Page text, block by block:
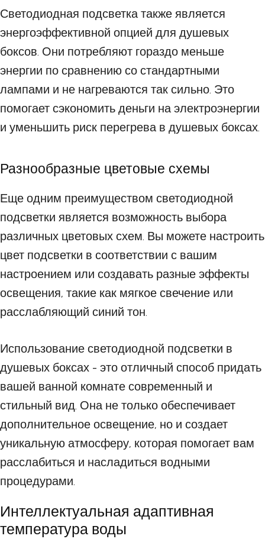
Светодиодная подсветка также является
энергоэффективной опцией для душевых
боксов. Они потребляют гораздо меньше
энергии по сравнению со стандартными
лампами и не нагреваются так сильно. Это
помогает сэкономить деньги на электроэнергии
и уменьшить риск перегрева в душевых боксах.
Разнообразные цветовые схемы
Еще одним преимуществом светодиодной
подсветки является возможность выбора
различных цветовых схем. Вы можете настроить
цвет подсветки в соответствии с вашим
настроением или создавать разные эффекты
освещения, такие как мягкое свечение или
расслабляющий синий тон.
Использование светодиодной подсветки в
душевых боксах - это отличный способ придать
вашей ванной комнате современный и
стильный вид. Она не только обеспечивает
дополнительное освещение, но и создает
уникальную атмосферу, которая помогает вам
расслабиться и насладиться водными
процедурами.
Интеллектуальная адаптивная
температура воды